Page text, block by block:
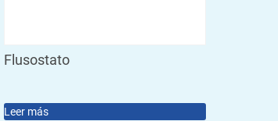
Flusostato
Leer más